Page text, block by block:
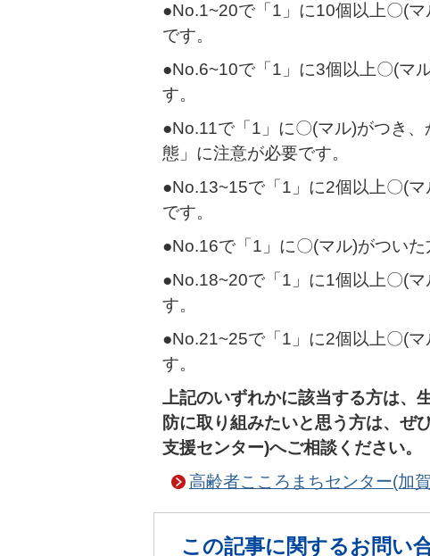
●No.1~20で「1」に10個以上〇(
です。
●No.6~10で「1」に3個以上〇(マ
す。
●No.11で「1」に〇(マル)がつき
態」に注意が必要です。
●No.13~15で「1」に2個以上〇(
です。
●No.16で「1」に〇(マル)がつい
●No.18~20で「1」に1個以上〇(
す。
●No.21~25で「1」に2個以上〇(
す。
上記のいずれかに該当する方は
防に取り組みたいと思う方は、ぜ
支援センター)へご相談ください。
高齢者こころまちセンター(加
この記事に関するお問い